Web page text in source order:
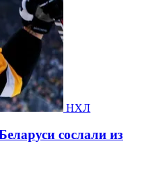
НХЛ
сослали из